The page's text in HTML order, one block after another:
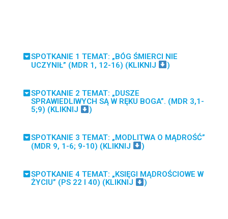
SPOTKANIE 1 TEMAT: „BÓG ŚMIERCI NIE
UCZYNIŁ” (MDR 1, 12-16) (KLIKNIJ
)
SPOTKANIE 2 TEMAT: „DUSZE
SPRAWIEDLIWYCH SĄ W RĘKU BOGA”. (MDR 3,1-
5;9) (KLIKNIJ
)
SPOTKANIE 3 TEMAT: „MODLITWA O MĄDROŚĆ”
(MDR 9, 1-6; 9-10) (KLIKNIJ
)
SPOTKANIE 4 TEMAT: „KSIĘGI MĄDROŚCIOWE W
ŻYCIU” (PS 22 I 40) (KLIKNIJ
)